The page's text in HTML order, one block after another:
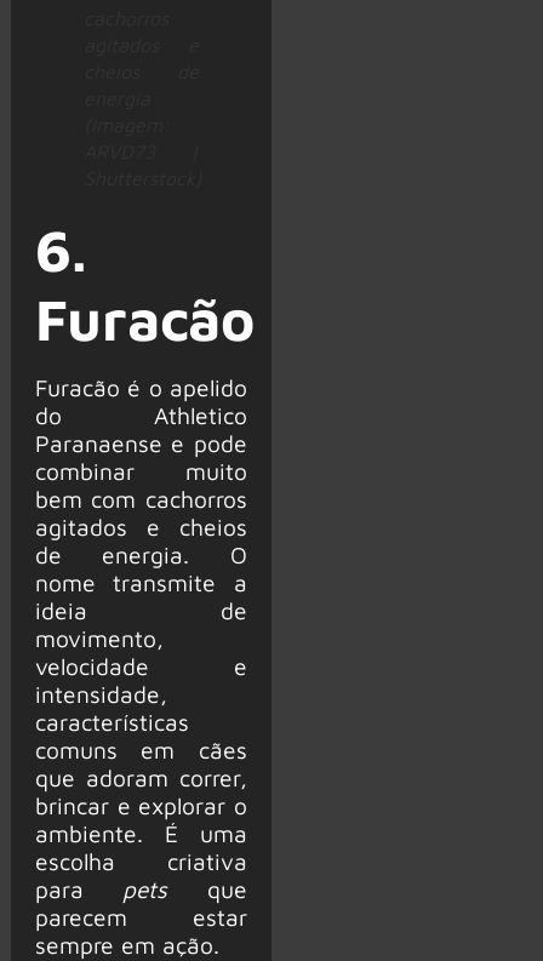
6.
Furacão
Furacão é o apelido
do Athletico
Paranaense e pode
combinar muito
bem com cachorros
agitados e cheios
de energia. O
nome transmite a
ideia de
movimento,
velocidade e
intensidade,
características
comuns em cães
que adoram correr,
brincar e explorar o
ambiente. É uma
escolha criativa
para petsque
parecem estar
sempre em ação.